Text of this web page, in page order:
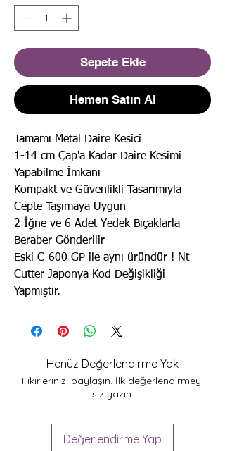
Sepete Ekle
Hemen Satın Al
Tamamı Metal Daire Kesici
1-14 cm Çap'a Kadar Daire Kesimi
Yapabilme İmkanı
Kompakt ve Güvenlikli Tasarımıyla
Cepte Taşımaya Uygun
2 İğne ve 6 Adet Yedek Bıçaklarla
Beraber Gönderilir
Eski C-600 GP ile aynı üründür ! Nt
Cutter Japonya Kod Değişikliği
Yapmıştır.
Henüz Değerlendirme Yok
Fikirlerinizi paylaşın. İlk değerlendirmeyi
siz yazın.
Değerlendirme Yap